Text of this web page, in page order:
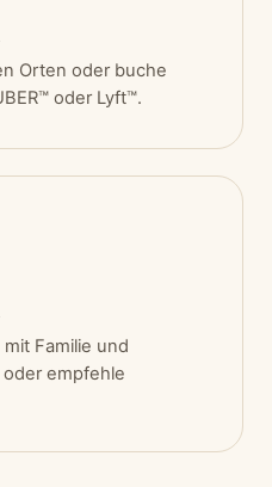
Orten oder buche
oder Lyft™.
Familie und
empfehle